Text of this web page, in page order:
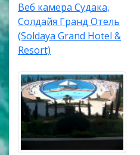
Веб камера Судака,
Солдайя Гранд Отель
(Soldaya Grand Hotel &
Resort)